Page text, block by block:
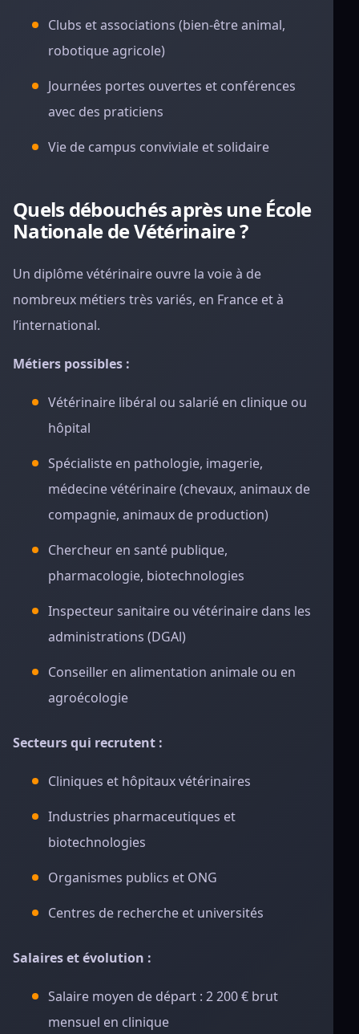
Clubs et associations (bien-être animal,
robotique agricole)
Journées portes ouvertes et conférences
avec des praticiens
Vie de campus conviviale et solidaire
Quels débouchés après une École
Nationale de Vétérinaire ?
Un diplôme vétérinaire ouvre la voie à de
nombreux métiers très variés, en France et à
l’international.
Métiers possibles :
Vétérinaire libéral ou salarié en clinique ou
hôpital
Spécialiste en pathologie, imagerie,
médecine vétérinaire (chevaux, animaux de
compagnie, animaux de production)
Chercheur en santé publique,
pharmacologie, biotechnologies
Inspecteur sanitaire ou vétérinaire dans les
administrations (DGAl)
Conseiller en alimentation animale ou en
agroécologie
Secteurs qui recrutent :
Cliniques et hôpitaux vétérinaires
Industries pharmaceutiques et
biotechnologies
Organismes publics et ONG
Centres de recherche et universités
Salaires et évolution :
Salaire moyen de départ : 2 200 € brut
mensuel en clinique